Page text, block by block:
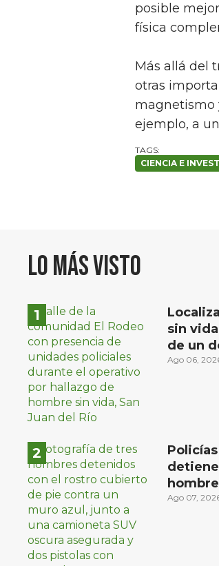
posible
física
Más allá del
otras
magnetismo
ejemplo, a
CIENCIA E
Lo más visto
sin
de un
la
Ago 06,
en
Ago 07,